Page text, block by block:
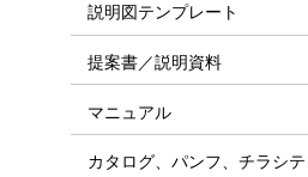
説明図テンプレート
提案書／説明資料
マニュアル
カタログ、パンフ、チラシ